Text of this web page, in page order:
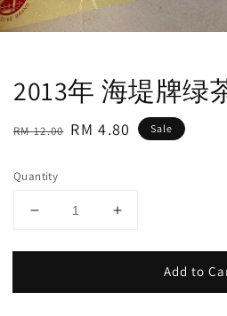
2013年 海堤牌绿
Regular
RM 12.00 Sale
RM 4.80 Sale
Quantity
Add to